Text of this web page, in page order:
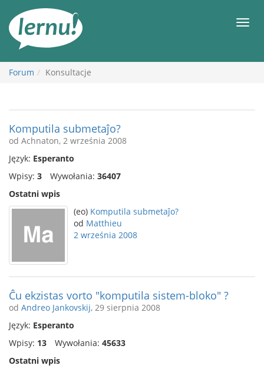
Forum Konsultacje
Komputila submetaĵo?
od Achnaton, 2 września 2008
Język: Esperanto
Wpisy: 3 Wywołania: 36407
Ostatni wpis
(eo) Komputila submetaĵo?
od Matthieu
2 września 2008
Ĉu ekzistas vorto "komputila sistem-bloko" ?
od Andreo Jankovskij, 29 sierpnia 2008
Język: Esperanto
Wpisy: 13 Wywołania: 45633
Ostatni wpis